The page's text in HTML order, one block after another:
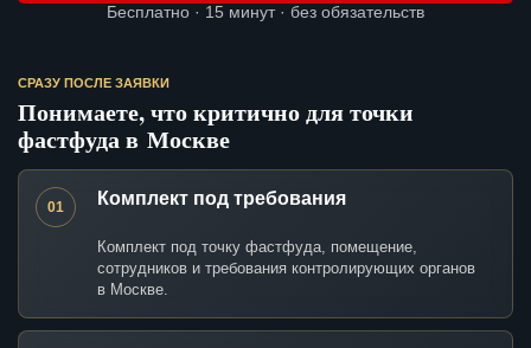
Бесплатно · 15 минут · без обязательств
СРАЗУ ПОСЛЕ ЗАЯВКИ
Понимаете, что критично для точки
фастфуда в Москве
01 Комплект под требования
Комплект под точку фастфуда, помещение,
сотрудников и требования контролирующих органов
в Москве.